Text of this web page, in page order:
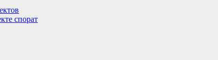
спорат